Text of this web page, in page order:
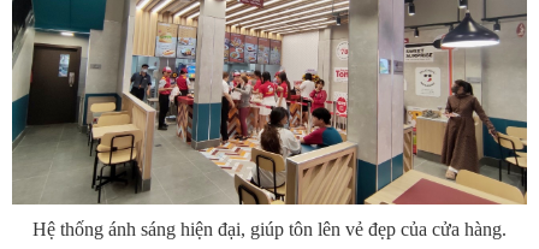
Hệ thống ánh sáng hiện đại, giúp tôn lên vẻ đẹp của cửa hàng.